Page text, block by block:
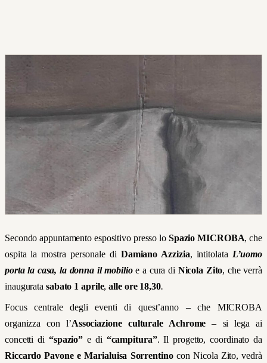
Secondo appuntamento espositivo presso lo Spazio MICROBA, che
ospita la mostra personale di Damiano Azzizia, intitolata L’uomo
porta la casa, la donna il mobilioe a cura di Nicola Zito, che verrà
inaugurata sabato 1 aprile,alle ore 18,30.
Focus centrale degli eventi di quest’anno – che MICROBA
organizza con l’Associazione culturale Achrome – si lega ai
concetti di “spazio” e di “campitura”. Il progetto, coordinato da
Riccardo Pavone e Marialuisa Sorrentinocon Nicola Zito, vedrà